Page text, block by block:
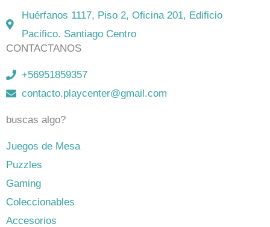
Huérfanos 1117, Piso 2, Oficina 201, Edificio
Pacifico. Santiago Centro
CONTACTANOS
+56951859357
contacto.playcenter@gmail.com
buscas algo?
Juegos de Mesa
Puzzles
Gaming
Coleccionables
Accesorios